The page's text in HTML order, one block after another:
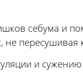
себума и
не пересушивая
и